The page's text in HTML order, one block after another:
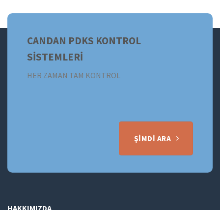
CANDAN PDKS KONTROL
SİSTEMLERİ
HER ZAMAN TAM KONTROL
ŞIMDI ARA